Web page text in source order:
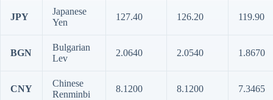
JPY
Japanese
Yen
127.40 126.20 119.90
BGN
Bulgarian
Lev
2.0640 2.0540 1.8670
CNY
Chinese
Renminbi
8.1200 8.1200 7.3465